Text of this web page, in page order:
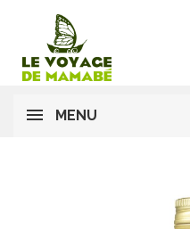
MENU